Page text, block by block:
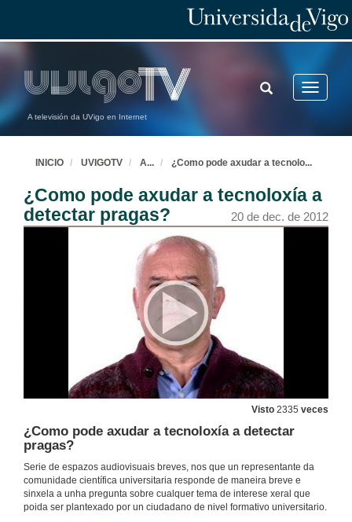
A televisión da UVigo en Internet
Toggle
TOGGLE
SEARCH
INICIO UVIGOTV A... ¿Como pode axudar a tecnolo...
¿Como pode axudar a tecnoloxía a
detectar pragas?
20 de dec. de 2012
Visto 2335 veces
¿Como pode axudar a tecnoloxía a detectar
pragas?
Serie de espazos audiovisuais breves, nos que un representante da
comunidade científica universitaria responde de maneira breve e
sinxela a unha pregunta sobre cualquer tema de interese xeral que
poida ser plantexado por un ciudadano de nivel formativo universitario.